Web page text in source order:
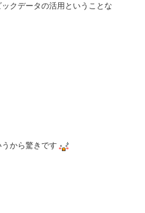
クデータの活用ということな
から驚きです